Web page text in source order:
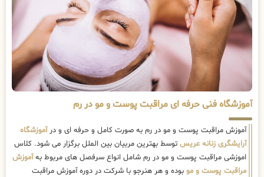
آموزشگاه فنی حرفه ای مراقبت پوست و مو در رم
آموزش مراقبت پوست و مو در رم به صورت کامل و حرفه ای و درآموزشگاه
آرایشگری زنانه عریس توسط بهترین مربیان بین الملل برگزار می شود. کلاس
اموزشی مراقبت پوست و مو در رم شامل انواع سرفصل های مربوط بهآموزش
مراقبت پوست و مو بوده و هر هنرجو با شرکت در دوره آموزش مراقبت